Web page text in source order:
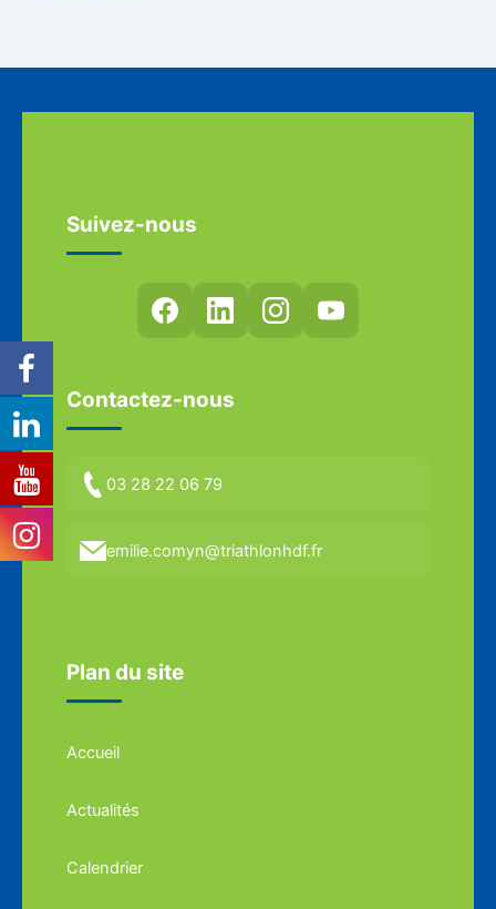
Suivez-nous
Contactez-nous
03 28 22 06 79
emilie.comyn@triathlonhdf.fr
Plan du site
Accueil
Actualités
Calendrier